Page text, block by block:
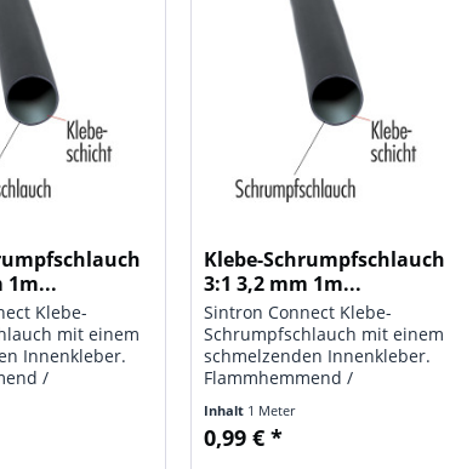
1m...
Klebe-
mit einem
Innenkleber.
/
verpackt in
Daten:
Klebe-Schrumpfschlauch
3:1 3,2 mm 1m...
Sintron Connect Klebe-
Schrumpfschlauch mit einem
schmelzenden Innenkleber.
Flammhemmend /
Lieferung einzeln verpackt in
PE-Beutel. Technische Daten:
Inhalt 1 Meter
0,99 € *